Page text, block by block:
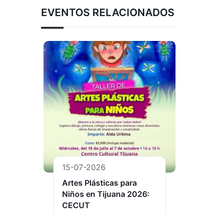
EVENTOS RELACIONADOS
15-07-2026
Artes Plásticas para
Niños en Tijuana 2026:
CECUT